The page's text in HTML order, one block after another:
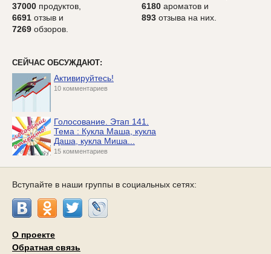
37000 продуктов,
6691 отзыв и
7269 обзоров.
6180 ароматов и
893 отзыва на них.
СЕЙЧАС ОБСУЖДАЮТ:
Активируйтесь!
10 комментариев
Голосование. Этап 141.
Тема : Кукла Маша, кукла
Даша, кукла Миша...
15 комментариев
Вступайте в наши группы в социальных сетях:
О проекте
Обратная связь